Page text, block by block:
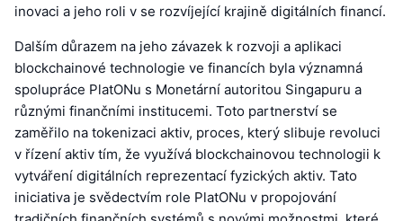
inovaci a jeho roli v se rozvíjející krajině digitálních financí.
Dalším důrazem na jeho závazek k rozvoji a aplikaci
blockchainové technologie ve financích byla významná
spolupráce PlatONu s Monetární autoritou Singapuru a
různými finančními institucemi. Toto partnerství se
zaměřilo na tokenizaci aktiv, proces, který slibuje revoluci
v řízení aktiv tím, že využívá blockchainovou technologii k
vytváření digitálních reprezentací fyzických aktiv. Tato
iniciativa je svědectvím role PlatONu v propojování